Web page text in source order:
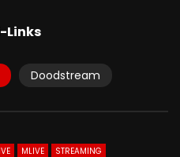
Di
02:15
Mantul Genjot Titie
Links
Doodstream
MLIVE STREAMING